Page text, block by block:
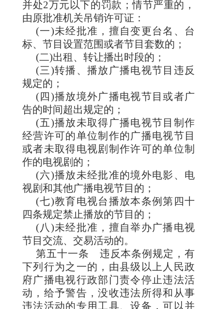
并处2万元以下的罚款；情节严重的，
由原批准机关吊销许可证：
(一)未经批准，擅自变更台名、台
标、节目设置范围或者节目套数的；
(二)出租、转让播出时段的；
(三)转播、播放广播电视节目违反
规定的；
(四)播放境外广播电视节目或者广
告的时间超出规定的；
(五)播放未取得广播电视节目制作
经营许可的单位制作的广播电视节目
或者未取得电视剧制作许可的单位制
作的电视剧的；
(六)播放未经批准的境外电影、电
视剧和其他广播电视节目的；
(七)教育电视台播放本条例第四十
四条规定禁止播放的节目的；
(八)未经批准，擅自举办广播电视
节目交流、交易活动的。
第五十一条 违反本条例规定，有
下列行为之一的，由县级以上人民政
府广播电视行政部门责令停止违法活
动，给予警告，没收违法所得和从事
违法活动的专用工具、设备，可以并